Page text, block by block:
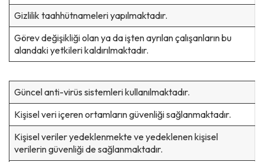
Gizlilik taahhütnameleri yapılmaktadır.
Görev değişikliği olan ya da işten ayrılan çalışanların bu
alandaki yetkileri kaldırılmaktadır.
Güncel anti-virüs sistemleri kullanılmaktadır.
Kişisel veri içeren ortamların güvenliği sağlanmaktadır.
Kişisel veriler yedeklenmekte ve yedeklenen kişisel
verilerin güvenliği de sağlanmaktadır.